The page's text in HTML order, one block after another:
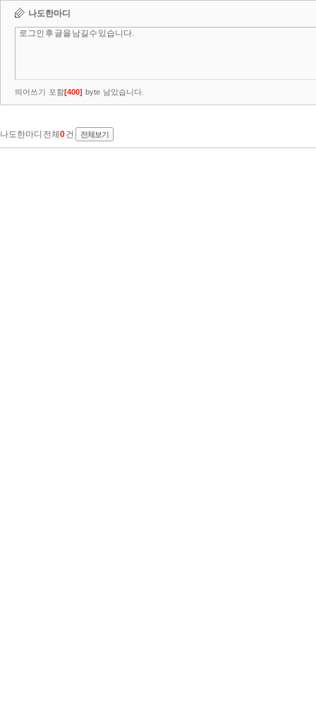
나도한마디
띄어쓰기 포함[400] byte 남았습니다.
나도한마디 전체 0건 전체보기